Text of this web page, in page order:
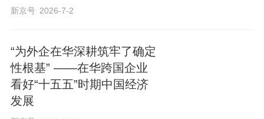
新京号 2026-7-2
“为外企在华深耕筑牢了确定
性根基” ——在华跨国企业
看好“十五五”时期中国经济
发展